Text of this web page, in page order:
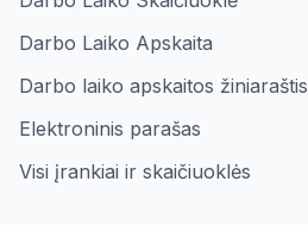
Darbo Laiko Apskaita
Darbo laiko apskaitos žiniaraštis
Elektroninis parašas
Visi įrankiai ir skaičiuoklės